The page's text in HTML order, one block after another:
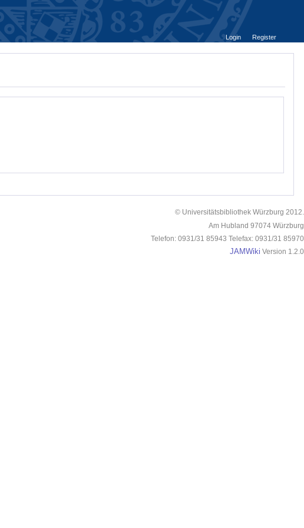
Login
Register
© Universitätsbibliothek Würzburg 2012.
Am Hubland 97074 Würzburg
Telefon: 0931/31 85943 Telefax: 0931/31 85970
JAMWiki Version 1.2.0